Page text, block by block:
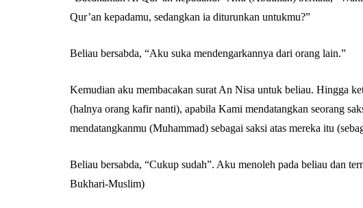
Qur’an kepadamu, sedangkan ia diturunkan untukmu?”
Beliau bersabda, “Aku suka mendengarkannya dari orang lain.”
Kemudian aku membacakan surat An Nisa untuk beliau. Hingga
(halnya orang kafir nanti), apabila Kami mendatangkan seorang
mendatangkanmu (Muhammad) sebagai saksi atas mereka itu
Beliau bersabda, “Cukup sudah”. Aku menoleh pada beliau dan
Bukhari-Muslim)